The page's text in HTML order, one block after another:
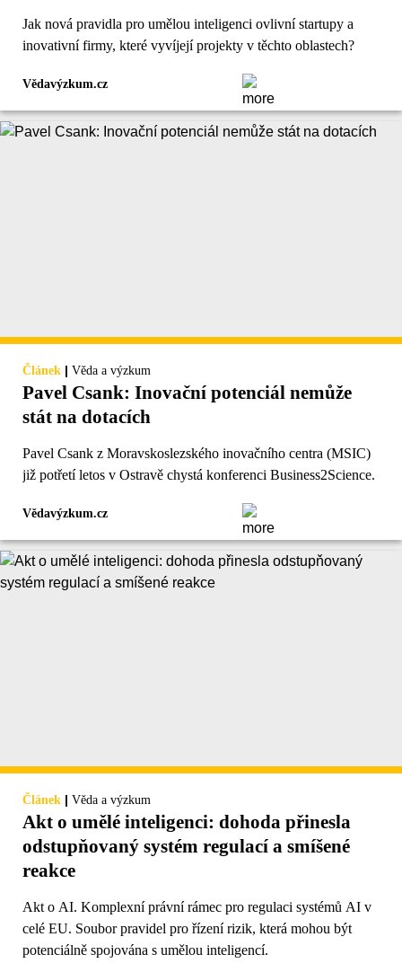
Jak nová pravidla pro umělou inteligenci ovlivní startupy a
inovativní firmy, které vyvíjejí projekty v těchto oblastech?
Vědavýzkum.cz
Článek | Věda a výzkum
Pavel Csank: Inovační potenciál nemůže
stát na dotacích
Pavel Csank z Moravskoslezského inovačního centra (MSIC)
již potřetí letos v Ostravě chystá konferenci Business2Science.
Vědavýzkum.cz
Článek | Věda a výzkum
Akt o umělé inteligenci: dohoda přinesla
odstupňovaný systém regulací a smíšené
reakce
Akt o AI. Komplexní právní rámec pro regulaci systémů AI v
celé EU. Soubor pravidel pro řízení rizik, která mohou být
potenciálně spojována s umělou inteligencí.